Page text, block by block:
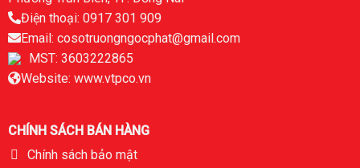
Điện thoại: 0917 301 909
Email: cosotruongngocphat@gmail.com
MST: 3603222865
Website: www.vtpco.vn
CHÍNH SÁCH BÁN HÀNG
Chính sách bảo mật